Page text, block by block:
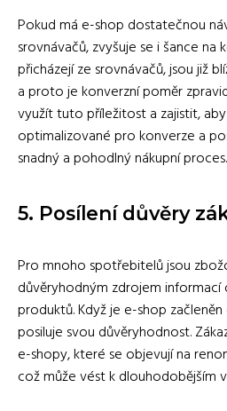
Pokud má e-shop dostatečnou
srovnávačů, zvyšuje se i šance na
přicházejí ze srovnávačů, jsou již
a proto je konverzní poměr
využít tuto příležitost a zajistit,
optimalizované pro konverze a
snadný a pohodlný nákupní proces.
5. Posílení důvěry
Pro mnoho spotřebitelů jsou
důvěryhodným zdrojem
produktů. Když je e-shop
posiluje svou důvěryhodnost.
e-shopy, které se objevují na
což může vést k dlouhodobějším